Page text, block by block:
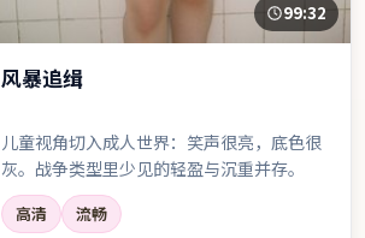
99:32
风暴追缉
儿童视角切入成人世界：笑声很亮，底色很
灰。战争类型里少见的轻盈与沉重并存。
高清
流畅